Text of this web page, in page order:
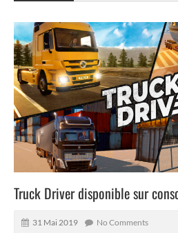
Truck Driver disponible sur
31 Mai 2019
No Comments